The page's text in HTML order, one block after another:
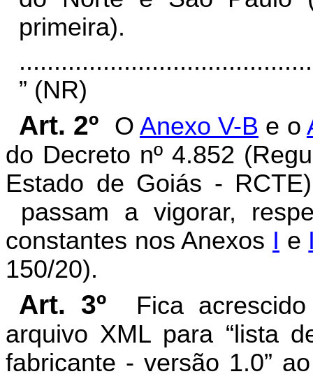
primeira).
” (NR)
Art. 2º O Anexo V-B e o
do Decreto nº 4.852
Estado de Goiás -
passam a vigorar,
constantes nos Anexos I e
150/20).
Art. 3º
Fica
arquivo XML para “lista
fabricante - versão 1.0”